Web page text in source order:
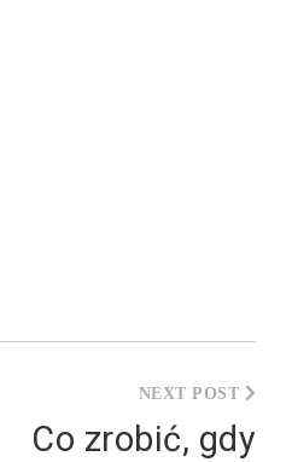
Co zrobić, gdy